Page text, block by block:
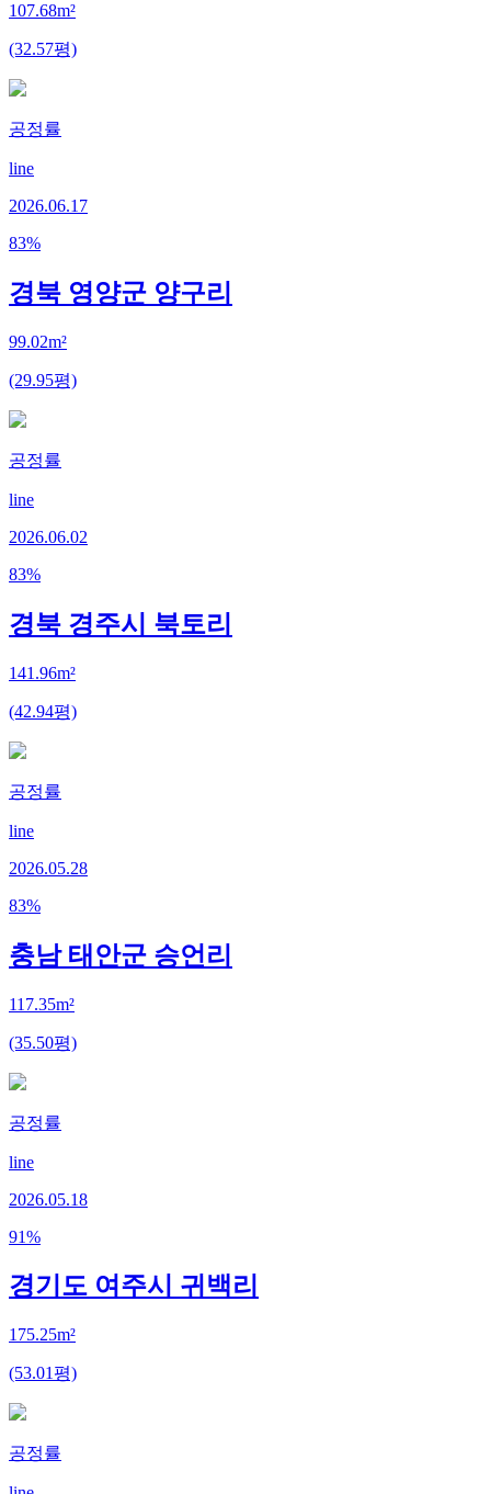
107.68m²
(32.57평)
공정률
line
2026.06.17
83%
경북 영양군 양구리
99.02m²
(29.95평)
공정률
line
2026.06.02
83%
경북 경주시 북토리
141.96m²
(42.94평)
공정률
line
2026.05.28
83%
충남 태안군 승언리
117.35m²
(35.50평)
공정률
line
2026.05.18
91%
경기도 여주시 귀백리
175.25m²
(53.01평)
공정률